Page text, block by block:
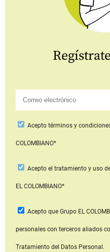
Regístrate
Aceptotérminos y
COLOMBIANO*
Acepto el tratamiento y uso
EL COLOMBIANO*
Acepto que Grupo EL
personales con terceros aliados
Tratamiento del Datos Personal.